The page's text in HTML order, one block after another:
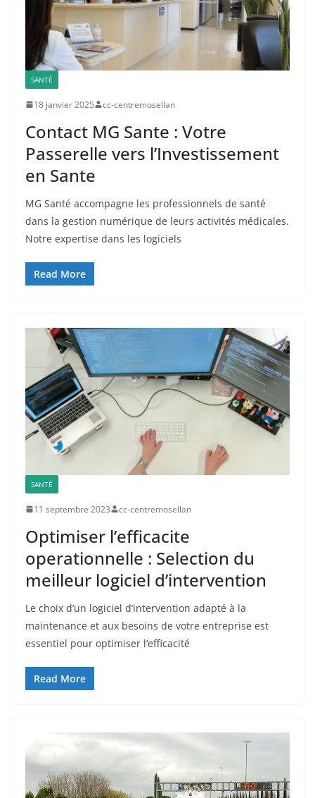
SANTÉ
18 janvier 2025 cc-centremosellan
Contact MG Sante : Votre
Passerelle vers l’Investissement
en Sante
MG Santé accompagne les professionnels de santé
dans la gestion numérique de leurs activités médicales.
Notre expertise dans les logiciels
Read More
SANTÉ
11 septembre 2023 cc-centremosellan
Optimiser l’efficacite
operationnelle : Selection du
meilleur logiciel d’intervention
Le choix d’un logiciel d’intervention adapté à la
maintenance et aux besoins de votre entreprise est
essentiel pour optimiser l’efficacité
Read More